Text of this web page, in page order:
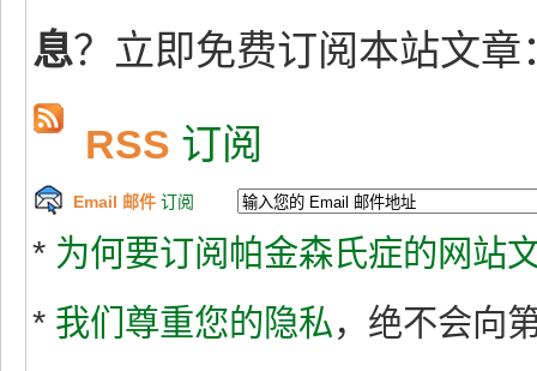
息？立即免费订阅本站文章
RSS 订阅
Email 邮件 订阅
* 为何要订阅帕金森氏症的网站
* 我们尊重您的隐私，绝不会向